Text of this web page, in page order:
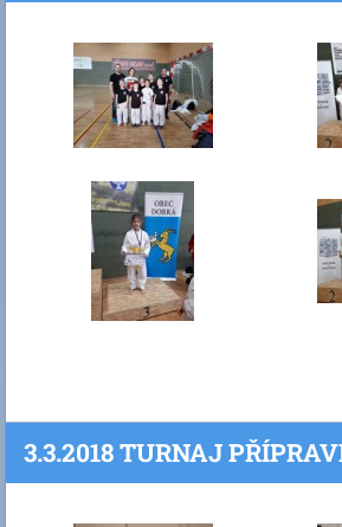
3.3.2018 TURNAJ